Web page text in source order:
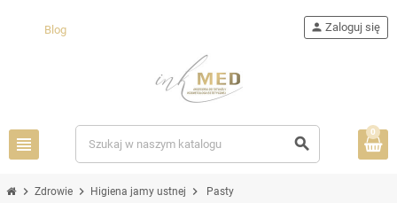
Blog
view_headline search
person Zaloguj się
0
chevron_right Zdrowie chevron_right Higiena jamy ustnej chevron_right Pasty